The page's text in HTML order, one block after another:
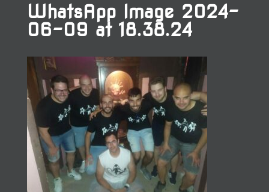
WhatsApp Image 2024-
06-09 at 18.38.24